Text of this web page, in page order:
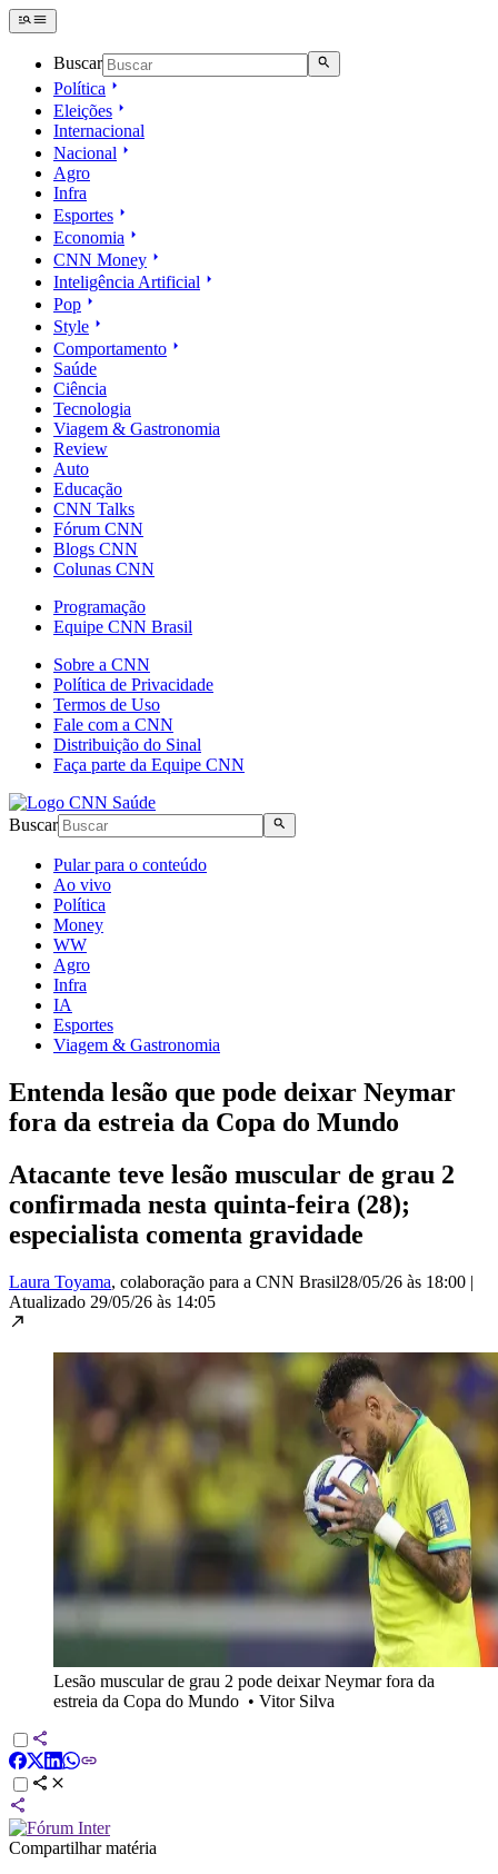
Buscar
Política
Eleições
Internacional
Nacional
Agro
Infra
Esportes
Economia
CNN Money
Inteligência Artificial
Pop
Style
Comportamento
Saúde
Ciência
Tecnologia
Viagem & Gastronomia
Review
Auto
Educação
CNN Talks
Fórum CNN
Blogs CNN
Colunas CNN
Programação
Equipe CNN Brasil
Sobre a CNN
Política de Privacidade
Termos de Uso
Fale com a CNN
Distribuição do Sinal
Faça parte da Equipe CNN
Buscar
Pular para o conteúdo
Ao vivo
Política
Money
WW
Agro
Infra
IA
Esportes
Viagem & Gastronomia
Entenda lesão que pode deixar Neymar
fora da estreia da Copa do Mundo
Atacante teve lesão muscular de grau 2
confirmada nesta quinta-feira (28);
especialista comenta gravidade
Laura Toyama, colaboração para a CNN Brasil28/05/26 às 18:00 |
Atualizado 29/05/26 às 14:05
Lesão muscular de grau 2 pode deixar Neymar fora da
estreia da Copa do Mundo • Vitor Silva
Compartilhar matéria